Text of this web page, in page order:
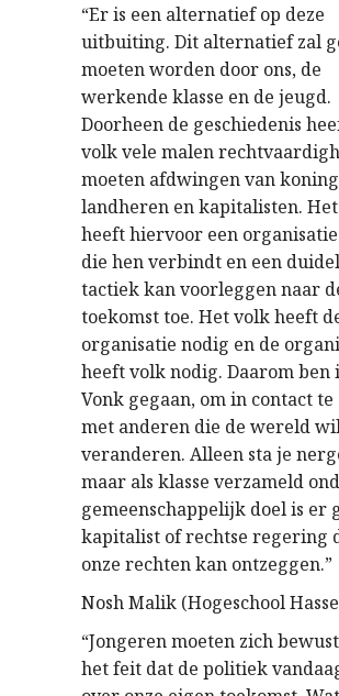
“Er is een alternatief op deze
uitbuiting. Dit alternatief zal
moeten worden door ons, de
werkende klasse en de jeugd.
Doorheen de geschiedenis
volk vele malen
moeten afdwingen van
landheren en kapitalisten.
heeft hiervoor een
die hen verbindt en een
tactiek kan voorleggen naar
toekomst toe. Het volk heeft
organisatie nodig en de
heeft volk nodig. Daarom ben
Vonk gegaan, om in contact te
met anderen die de wereld
veranderen. Alleen sta je
maar als klasse verzameld
gemeenschappelijk doel is er
kapitalist of rechtse regering
onze rechten kan ontzeggen.”
Nosh Malik (Hogeschool
“Jongeren moeten zich
het feit dat de politiek